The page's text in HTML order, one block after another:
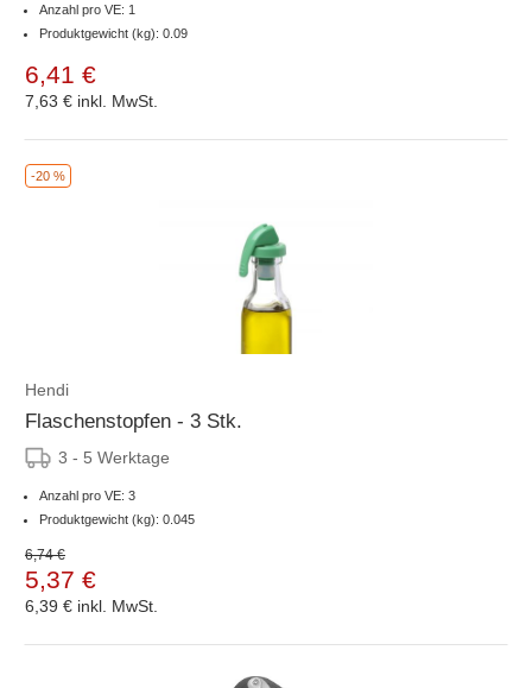
Anzahl pro VE: 1
Produktgewicht (kg): 0.09
6,41 €
7,63 € inkl. MwSt.
-20 %
Hendi
Flaschenstopfen - 3 Stk.
3 - 5 Werktage
Anzahl pro VE: 3
Produktgewicht (kg): 0.045
6,74 €
5,37 €
6,39 € inkl. MwSt.